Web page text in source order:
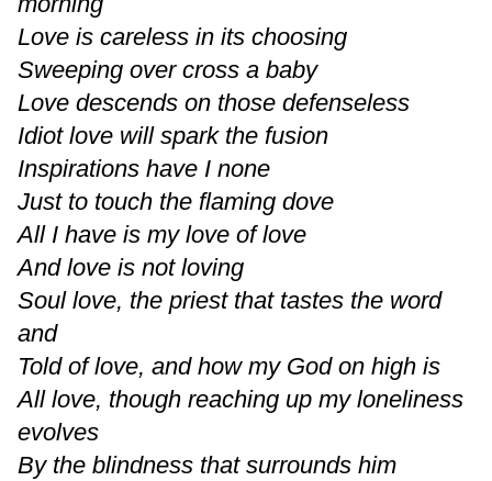
Love is careless in its choosing
Sweeping over cross a baby
Love descends on those defenseless
Idiot love will spark the fusion
Inspirations have I none
Just to touch the flaming dove
All I have is my love of love
And love is not loving
Soul love, the priest that tastes the word
and
Told of love, and how my God on high is
All love, though reaching up my loneliness
evolves
By the blindness that surrounds him